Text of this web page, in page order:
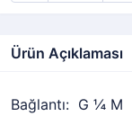
Ürün Açıklaması
Bağlantı: G ¼ M